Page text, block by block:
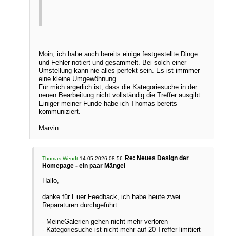
Moin, ich habe auch bereits einige festgestellte Dinge
und Fehler notiert und gesammelt. Bei solch einer
Umstellung kann nie alles perfekt sein. Es ist immmer
eine kleine Umgewöhnung.
Für mich ärgerlich ist, dass die Kategoriesuche in der
neuen Bearbeitung nicht vollständig die Treffer ausgibt.
Einiger meiner Funde habe ich Thomas bereits
kommuniziert.
Marvin
Thomas Wendt14.05.2026 08:56 Re: Neues Design der
Homepage - ein paar Mängel
Hallo,
danke für Euer Feedback, ich habe heute zwei
Reparaturen durchgeführt:
- MeineGalerien gehen nicht mehr verloren
- Kategoriesuche ist nicht mehr auf 20 Treffer limitiert